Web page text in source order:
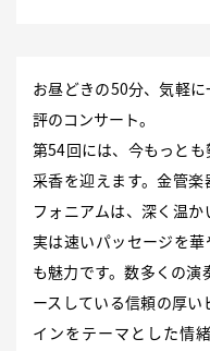
お昼どきの50分、気軽
評のコンサート。
第54回には、今もっと
采香を迎えます。金管
フォニアムは、深く温か
実は速いパッセージを
も魅力です。数多くの演
ースしている信頼の厚
インをテーマとした情